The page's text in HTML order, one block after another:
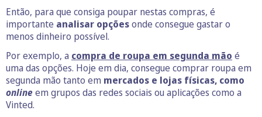
Então, para que consiga poupar nestas compras, é
importante analisar opçõesonde consegue gastar o
menos dinheiro possível.
Por exemplo, a compra de roupa em segunda mão é
uma das opções. Hoje em dia, consegue comprar roupa em
segunda mão tanto em mercados e lojas físicas, como
onlineem grupos das redes sociais ou aplicações como a
Vinted.